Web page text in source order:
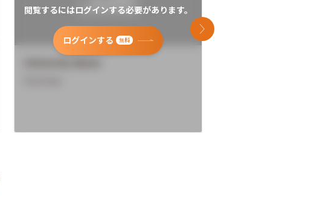
閲覧するにはログインする必要があります。
ログインする 無料
次のスライド